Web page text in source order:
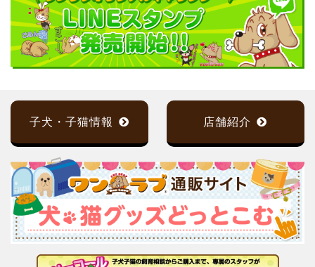
子犬・子猫情報 店舗紹介